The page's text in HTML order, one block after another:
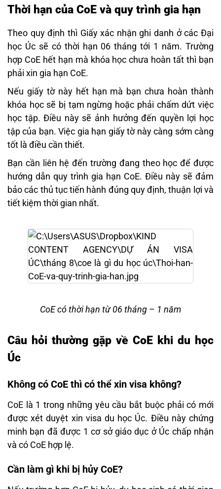
Thời hạn của CoE và quy trình gia hạn
Theo quy định thì Giấy xác nhận ghi danh ở các Đại
học Úc sẽ có thời hạn 06 tháng tới 1 năm. Trường
hợp CoE hết hạn mà khóa học chưa hoàn tất thì bạn
phải xin gia hạn CoE.
Nếu giấy tờ này hết hạn mà bạn chưa hoàn thành
khóa học sẽ bị tạm ngừng hoặc phải chấm dứt việc
học tập. Điều này sẽ ảnh hưởng đến quyền lợi học
tập của bạn. Việc gia hạn giấy tờ này càng sớm càng
tốt là điều cần thiết.
Bạn cần liên hệ đến trường đang theo học để được
hướng dẫn quy trình gia hạn CoE. Điều này sẽ đảm
bảo các thủ tục tiến hành đúng quy định, thuận lợi và
tiết kiệm thời gian nhất.
CoE có thời hạn từ 06 tháng – 1 năm
Câu hỏi thường gặp về CoE khi du học
Úc
Không có CoE thì có thể xin visa không?
CoE là 1 trong những yêu cầu bắt buộc phải có mới
được xét duyệt xin visa du học Úc. Điều này chứng
minh bạn đã được 1 cơ sở giáo dục ở Úc chấp nhận
và có CoE hợp lệ.
Cần làm gì khi bị hủy CoE?